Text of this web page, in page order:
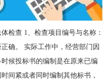
检查 1、检查项目编号与名称：
确。 实际工作中，经营部门因
候投标书的编制是在原来已编
间紧或者同时编制其他标书，